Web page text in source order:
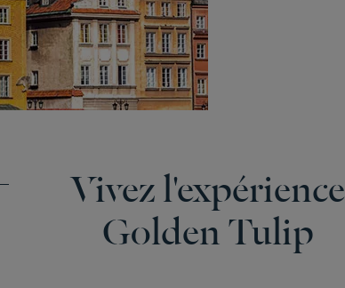
Vivez l'expérience
Golden Tulip